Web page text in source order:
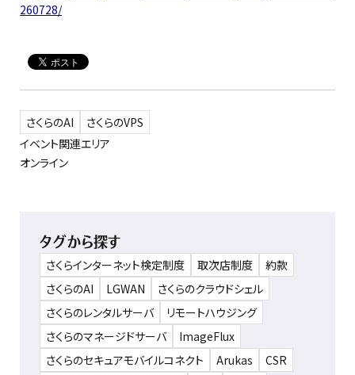
260728/
さくらのAI
さくらのVPS
イベント関連エリア
オンライン
タグから探す
さくらインターネット検定制度 取次店制度
約款
さくらのAI
LGWAN
さくらのクラウドシェル
さくらのレンタルサーバ
リモートハウジング
さくらのマネージドサーバ
ImageFlux
さくらのセキュアモバイルコネクト
Arukas
CSR